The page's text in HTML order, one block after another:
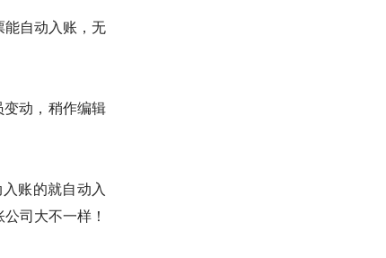
能自动入账，无
变动，稍作编辑
账的就自动入
司大不一样！